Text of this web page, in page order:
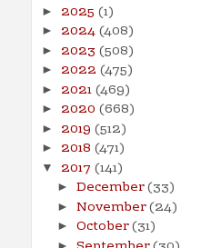
► 2025 (1)
► 2024(408)
► 2023 (508)
► 2022 (475)
► 2021(469)
► 2020 (668)
► 2019 (512)
► 2018 (471)
▼ 2017 (141)
► December(33)
► November(24)
► October(31)
►